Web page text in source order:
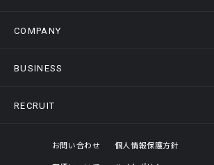
ニュース
COMPANY
会社概要
オフィスギャラリー
BUSINESS
事業情報トップ
RECRUIT
採用情報トップ
お問い合わせ
個人情報保護方針